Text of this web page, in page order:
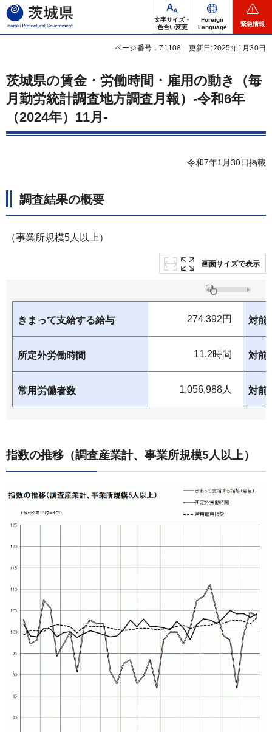
茨城県
文字サイズ・
色合い変更
Foreign
Language
緊急情報
ページ番号：71108 更新日:2025年1月30日
茨城県の賃金・労働時間・雇用の動き（毎
月勤労統計調査地方調査月報）-令和6年
（2024年）11月-
令和7年1月30日掲載
調査結果の概要
（事業所規模5人以上）
画面サイズで表示
きまって支給する給与 274,392円 対前
所定外労働時間 11.2時間 対前
常用労働者数 1,056,988人 対前
指数の推移（調査産業計、事業所規模5人以上）